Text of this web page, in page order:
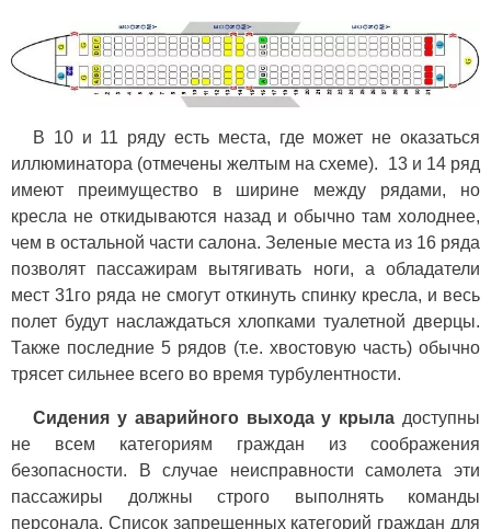
В 10 и 11 ряду есть места, где может не оказаться
иллюминатора (отмечены желтым на схеме). 13 и 14 ряд
имеют преимущество в ширине между рядами, но
кресла не откидываются назад и обычно там холоднее,
чем в остальной части салона. Зеленые места из 16 ряда
позволят пассажирам вытягивать ноги, а обладатели
мест 31го ряда не смогут откинуть спинку кресла, и весь
полет будут наслаждаться хлопками туалетной дверцы.
Также последние 5 рядов (т.е. хвостовую часть) обычно
трясет сильнее всего во время турбулентности.
Сидения у аварийного выхода у крыла доступны
не всем категориям граждан из соображения
безопасности. В случае неисправности самолета эти
пассажиры должны строго выполнять команды
персонала. Список запрещенных категорий граждан для